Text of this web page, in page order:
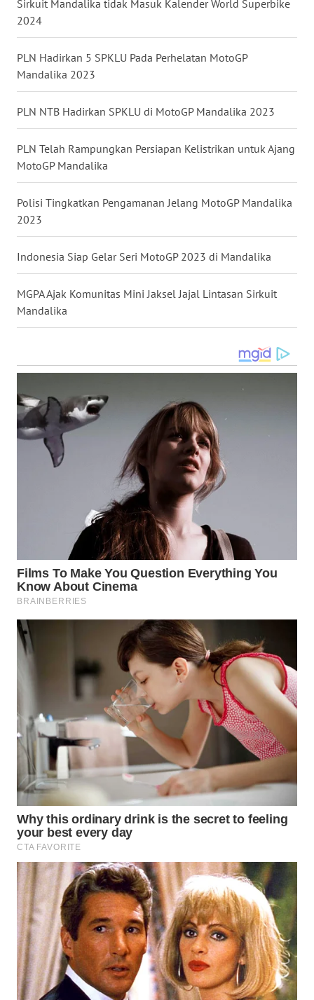
Sirkuit Mandalika tidak Masuk Kalender World Superbike
2024
PLN Hadirkan 5 SPKLU Pada Perhelatan MotoGP
Mandalika 2023
PLN NTB Hadirkan SPKLU di MotoGP Mandalika 2023
PLN Telah Rampungkan Persiapan Kelistrikan untuk Ajang
MotoGP Mandalika
Polisi Tingkatkan Pengamanan Jelang MotoGP Mandalika
2023
Indonesia Siap Gelar Seri MotoGP 2023 di Mandalika
MGPA Ajak Komunitas Mini Jaksel Jajal Lintasan Sirkuit
Mandalika
WN
KALTARA
WN
KALSEL
WN
KALTIM
WN
SULSEL
WN
SULUT
MALUT
WN
DAIRI
WN
NIAS
LANGKAT
WN
TANJUNG
LESUNG
WN
WN
SIMALUNGUN
WN
LABUHANBATU
WN
TAPANULI
TENGAH